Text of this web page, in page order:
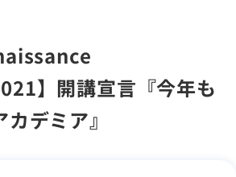
】開講宣言『今年も
デミア』